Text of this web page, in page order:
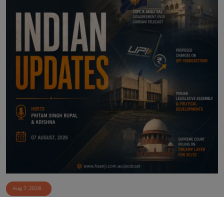
Aug 7, 2026